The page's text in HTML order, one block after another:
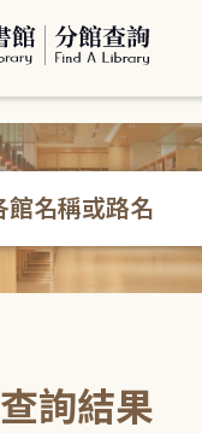
查詢結果